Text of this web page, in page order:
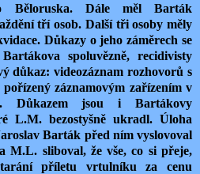
Běloruska. Dále měl Barták
tří osob. Další tři osoby měly
Důkazy o jeho záměrech se
spoluvězně, recidivisty
důkaz: videozáznam rozhovorů s
záznamovým zařízením v
Důkazem jsou i Bartákovy
L.M. bezostyšně ukradl. Úloha
Barták před ním vyslovoval
M.L. sliboval, že vše, co si přeje,
příletu vrtulníku za cenu